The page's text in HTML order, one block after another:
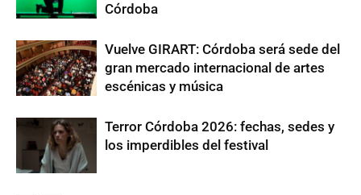
Córdoba
Vuelve GIRART: Córdoba será sede del
gran mercado internacional de artes
escénicas y música
Terror Córdoba 2026: fechas, sedes y
los imperdibles del festival